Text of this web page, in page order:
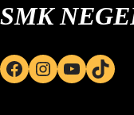
SMK
Facebook Instagram YouTube TikTok